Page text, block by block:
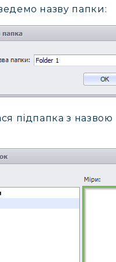
назву папки:
підпапка з назвою